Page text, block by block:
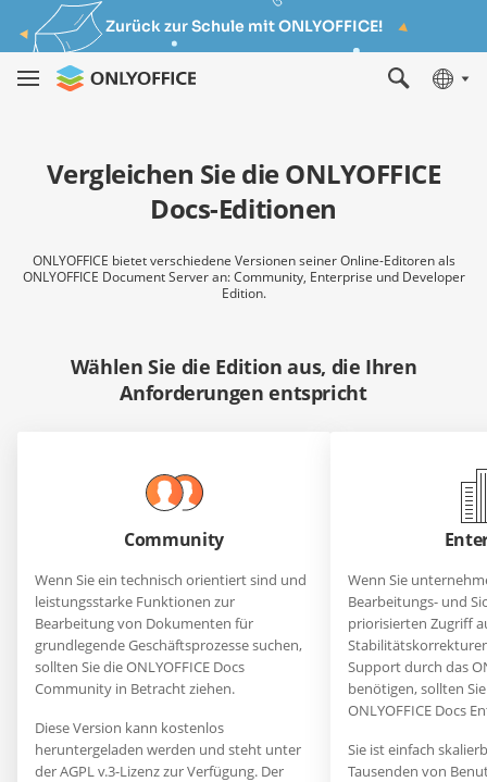
Zurück zur Schule mit ONLYOFFICE!
Vergleichen Sie die ONLYOFFICE
Docs-Editionen
ONLYOFFICE bietet verschiedene Versionen seiner Online-Editoren als
ONLYOFFICE Document Server an: Community, Enterprise und Developer
Edition.
Wählen Sie die Edition aus, die Ihren
Anforderungen entspricht
Community
Wenn Sie ein technisch orientiert sind und
leistungsstarke Funktionen zur
Bearbeitung von Dokumenten für
grundlegende Geschäftsprozesse suchen,
sollten Sie die ONLYOFFICE Docs
Community in Betracht ziehen.
Diese Version kann kostenlos
heruntergeladen werden und steht unter
der AGPL v.3-Lizenz zur Verfügung. Der
Wenn Sie
Bearbeitungs- und
priorisierten Zugriff
Support durch das
benötigen, sollten
ONLYOFFICE Docs
Sie ist einfach
Tausenden von